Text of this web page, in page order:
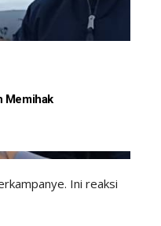
Memihak
Ini reaksi